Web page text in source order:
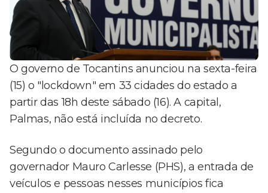
O governo de Tocantins anunciou na sexta-feira
(15) o "lockdown" em 33 cidades do estado a
partir das 18h deste sábado (16). A capital,
Palmas, não está incluída no decreto.
Segundo o documento assinado pelo
governador Mauro Carlesse (PHS), a entrada de
veículos e pessoas nesses municípios fica